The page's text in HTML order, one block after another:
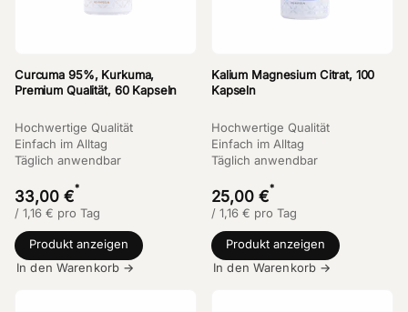
Curcuma 95%, Kurkuma,
Premium Qualität, 60 Kapseln
Hochwertige Qualität
Einfach im Alltag
Täglich anwendbar
33,00 €*
/ 1,16 € pro Tag
Produkt anzeigen
In den Warenkorb →
Kalium Magnesium Citrat, 100
Kapseln
Hochwertige Qualität
Einfach im Alltag
Täglich anwendbar
25,00 €*
/ 1,16 € pro Tag
Produkt anzeigen
In den Warenkorb →